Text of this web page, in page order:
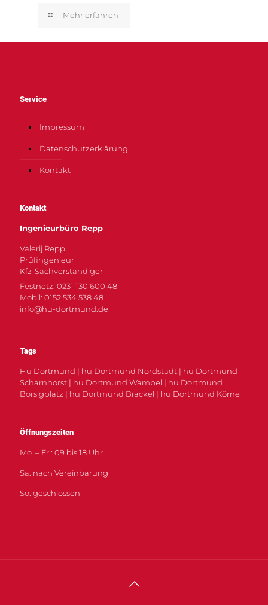
Mehr erfahren
Service
Impressum
Datenschutzerklärung
Kontakt
Kontakt
Ingenieurbüro Repp
Valerij Repp
Prüfingenieur
Kfz-Sachverständiger
Festnetz: 0231 130 600 48
Mobil: 0152 534 538 48
info@hu-dortmund.de
Tags
Hu Dortmund | hu Dortmund Nordstadt | hu Dortmund
Scharnhorst | hu Dortmund Wambel | hu Dortmund
Borsigplatz | hu Dortmund Brackel | hu Dortmund Körne
Öffnungszeiten
Mo. – Fr.: 09 bis 18 Uhr
Sa: nach Vereinbarung
So: geschlossen